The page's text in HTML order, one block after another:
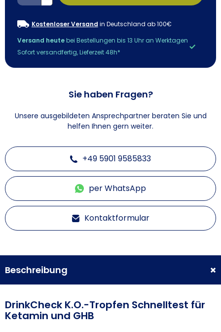
Kostenloser Versand in Deutschland ab 100€
Versand heutebei Bestellungen bis 13 Uhr an Werktagen
Sofort versandfertig, Lieferzeit 48h*
Sie haben Fragen?
Unsere ausgebildeten Ansprechpartner beraten Sie und
helfen Ihnen gern weiter.
+49 5901 9585833
per WhatsApp
Kontaktformular
Beschreibung
DrinkCheck K.O.-Tropfen Schnelltest für
Ketamin und GHB